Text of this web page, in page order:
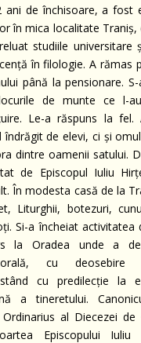
ani de închisoare, a fost
în mica localitate Traniş,
studiile universitare
în filologie. A rămas
până la pensionare.
de munte ce l-
Le-a răspuns la
de elevi, ci şi
dintre oamenii satului.
de Episcopul Iuliu
În modesta casă de la
Liturghii, botezuri,
Si-a încheiat activitatea
la Oradea unde a
cu deosebire
cu predilecţie la
a tineretului.
al Diecezei de
Episcopului Iuliu